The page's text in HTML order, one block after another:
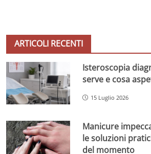
ARTICOLI RECENTI
Isteroscopia
serve e cosa
15 Luglio 2026
Manicure
le soluzioni
del momento